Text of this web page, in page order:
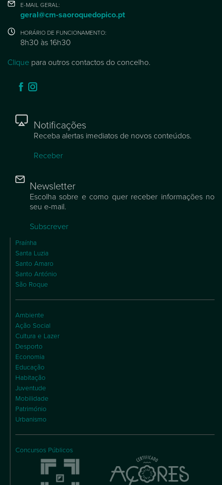
E-MAIL GERAL:
geral@cm-saoroquedopico.pt
HORÁRIO DE FUNCIONAMENTO:
8h30 às 16h30
Clique para outros contactos do concelho.
Notificações
Receba alertas imediatos de novos conteúdos.
Receber
Newsletter
Escolha sobre e como quer receber informações no
seu e-mail.
Subscrever
Praínha
Santa Luzia
Santo Amaro
Santo António
São Roque
Ambiente
Ação Social
Cultura e Lazer
Desporto
Economia
Educação
Habitação
Juventude
Mobilidade
Património
Urbanismo
Concursos Públicos